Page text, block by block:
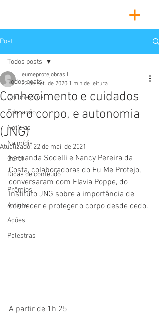
Post
Todos posts
Coronavírus
Educação
Notícias
Na mídia
Geral
Dicas de conteúdo
Prêmios
Artigos
Ações
Palestras
Todos posts
Conhecimento e cuidados
com o corpo, e autonomia
(JNG)
eumeprotejobrasil
22 de set. de 2020 1 min de leitura
Atualizado:22 de mai. de 2021
Fernanda Sodelli e Nancy Pereira da
Costa, colaboradoras do Eu Me Protejo,
conversaram com Flavia Poppe, do
Instituto JNG sobre a importância de
conhecer e proteger o corpo desde cedo.
A partir de 1h 25'